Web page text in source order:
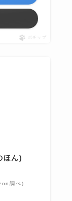
ポチップ
ほん)
調べ）